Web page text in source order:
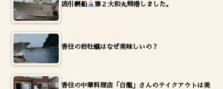
底引網船 第２大和丸帰港しました。
香住の岩牡蠣はなぜ美味しいの？
香住の中華料理店「白龍」さんのテイクアウトは美